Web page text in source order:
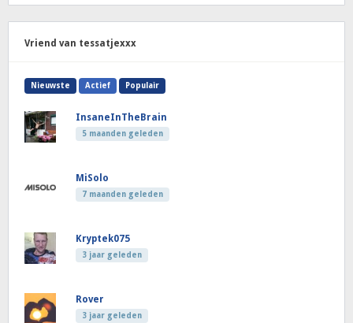
Vriend van tessatjexxx
Nieuwste Actief Populair
InsaneInTheBrain
5 maanden geleden
MiSolo
7 maanden geleden
Kryptek075
3 jaar geleden
Rover
3 jaar geleden